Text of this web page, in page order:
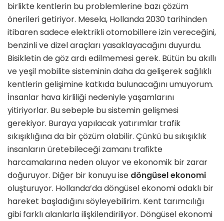
birlikte kentlerin bu problemlerine bazı çözüm
önerileri getiriyor. Mesela, Hollanda 2030 tarihinden
itibaren sadece elektrikli otomobillere izin vereceğini,
benzinli ve dizel araçları yasaklayacağını duyurdu.
Bisikletin de göz ardı edilmemesi gerek. Bütün bu akıllı
ve yeşil mobilite sisteminin daha da gelişerek sağlıklı
kentlerin gelişimine katkıda bulunacağını umuyorum.
İnsanlar hava kirliliği nedeniyle yaşamlarını
yitiriyorlar. Bu sebeple bu sistemin gelişmesi
gerekiyor. Buraya yapılacak yatırımlar trafik
sıkışıklığına da bir çözüm olabilir. Çünkü bu sıkışıklık
insanların üretebileceği zamanı trafikte
harcamalarına neden oluyor ve ekonomik bir zarar
doğuruyor. Diğer bir konuyu ise döngüsel ekonomi
oluşturuyor. Hollanda’da döngüsel ekonomi odaklı bir
hareket başladığını söyleyebilirim. Kent tarımcılığı
gibi farklı alanlarla ilişkilendiriliyor. Döngüsel ekonomi